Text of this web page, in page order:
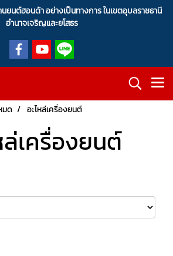
ยนต์ฮอนด้า อย่างเป็นทางการ ในเขตอุบลราชธานี
อำนาจเจริญและยโสธร
มด อะไหล่เครื่องยนต์
ล่เครื่องยนต์